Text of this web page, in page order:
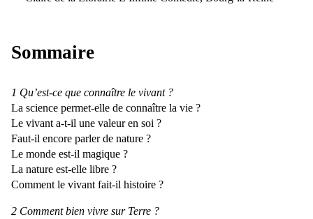
Sommaire
1 Qu’est-ce que connaître le vivant ?
La science permet-elle de connaître la vie ?
Le vivant a-t-il une valeur en soi ?
Faut-il encore parler de nature ?
Le monde est-il magique ?
La nature est-elle libre ?
Comment le vivant fait-il histoire ?
2 Comment bien vivre sur Terre ?